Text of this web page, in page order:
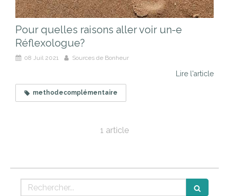
Pour quelles raisons aller voir un-e
Réflexologue?
08 Juil 2021 Sources de Bonheur
Lire l'article
methodecomplémentaire
1 article
Rechercher